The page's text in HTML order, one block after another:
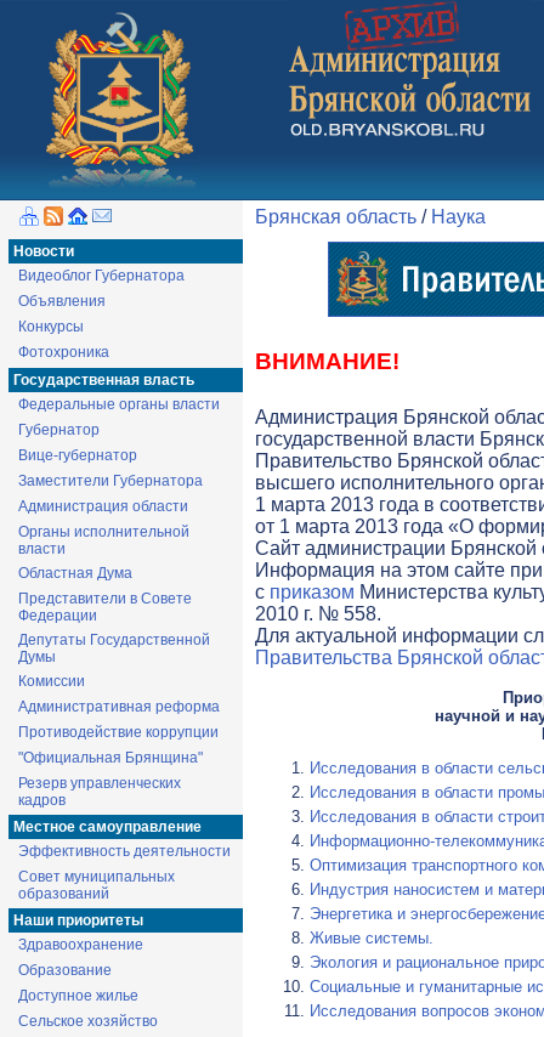
Новости
Видеоблог Губернатора
Объявления
Конкурсы
Фотохроника
Государственная власть
Федеральные органы власти
Губернатор
Вице-губернатор
Заместители Губернатора
Администрация области
Органы исполнительной
власти
Областная Дума
Представители в Совете
Федерации
Депутаты Государственной
Думы
Комиссии
Административная реформа
Противодействие коррупции
"Официальная Брянщина"
Резерв управленческих
кадров
Местное самоуправление
Эффективность деятельности
Совет муниципальных
образований
Наши приоритеты
Здравоохранение
Образование
Доступное жилье
Сельское хозяйство
Брянская область / Наука
ВНИМАНИЕ!
Администрация Брянской
государственной власти
Правительство Брянской
высшего исполнительного
1 марта 2013 года в
от 1 марта 2013 года «О
Cайт администрации Брянской
Информация на этом сайте
с приказом Министерства
2010 г. № 558.
Для актуальной информации
Правительства Брянской
научной и
Исследования в области
Исследования в области
Исследования в области
Информационно-
Оптимизация транспортного
Индустрия наносистем и
Энергетика и
Живые системы.
Экология и рациональное
Социальные и гуманитарные
Исследования вопросов